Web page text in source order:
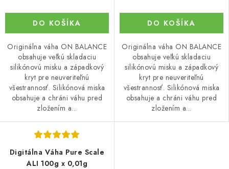
DO KOŠÍKA
Originálna váha ON BALANCE
obsahuje veľkú skladaciu
silikónovú misku a západkový
kryt pre neuveriteľnú
všestrannosť. Silikónová miska
obsahuje a chráni váhu pred
zložením a...
DO KOŠÍKA
Originálna váha ON BALANCE
obsahuje veľkú skladaciu
silikónovú misku a západkový
kryt pre neuveriteľnú
všestrannosť. Silikónová miska
obsahuje a chráni váhu pred
zložením a...
Digitálna Váha Pure Scale
ALI 100g x 0,01g